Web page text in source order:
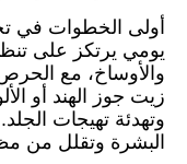
أولى الخطوات في
يومي يرتكز على
والأوساخ، مع
زيت جوز الهند أو
وتهدئة تهيجات
البشرة وتقلل من